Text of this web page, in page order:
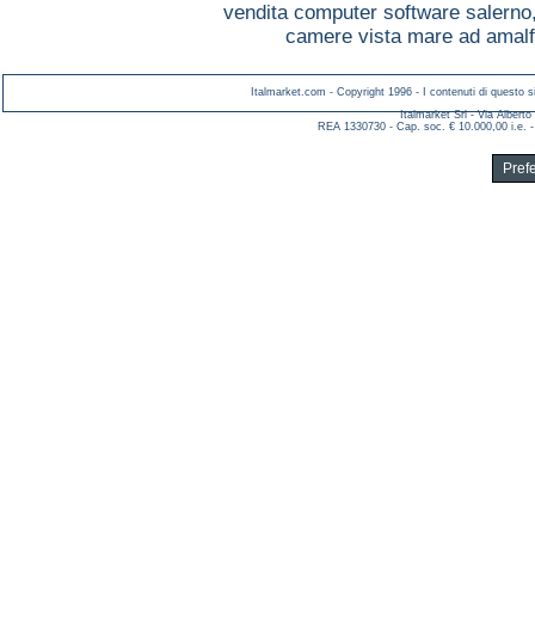
vendita computer software
camere vista mare ad
Italmarket.com - Copyright 1996 - I contenuti di questo
Italmarket Srl - Via Alberto
REA 1330730 - Cap. soc. € 10.000,00 i.e.